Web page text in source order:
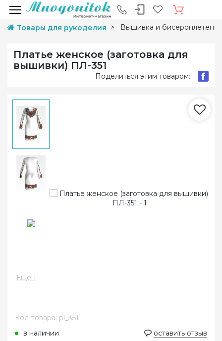
Товары для рукоделия Вышивка и
Платье женское (заготовка для
вышивки) ПЛ-351
Поделиться этим товаром:
Еще 1
Код товара: pl_351
в наличии
оставить отзыв